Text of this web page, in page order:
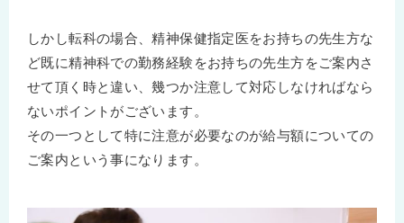
しかし転科の場合、精神保健指定医をお持ちの先生方な
ど既に精神科での勤務経験をお持ちの先生方をご案内さ
せて頂く時と違い、幾つか注意して対応しなければなら
ないポイントがございます。
その一つとして特に注意が必要なのが給与額についての
ご案内という事になります。